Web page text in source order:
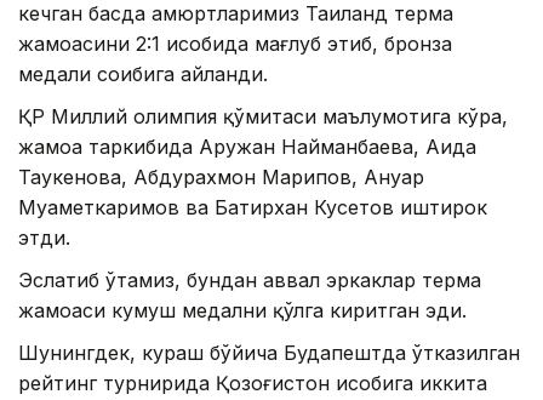
кечган баҳсда ҳамюртларимиз Таиланд терма
жамоасини 2:1 ҳисобида мағлуб этиб, бронза
медали соҳибига айланди.
ҚР Миллий олимпия қўмитаси маълумотига кўра,
жамоа таркибида Аружан Найманбаева, Аида
Таукенова, Абдурахмон Марипов, Ануар
Муҳаметкаримов ва Батирхан Кусетов иштирок
этди.
Эслатиб ўтамиз, бундан аввал эркаклар терма
жамоаси кумуш медални қўлга киритган эди.
Шунингдек, кураш бўйича Будапештда ўтказилган
рейтинг турнирида Қозоғистон ҳисобига иккита